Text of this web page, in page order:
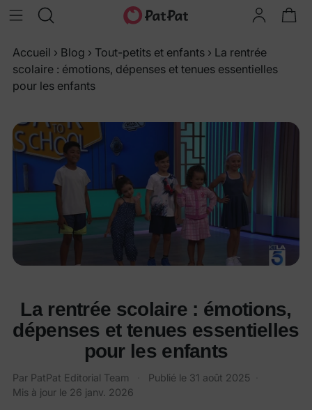
Accueil › Blog › Tout-petits et enfants › La rentrée
scolaire : émotions, dépenses et tenues essentielles
pour les enfants
La rentrée scolaire : émotions,
dépenses et tenues essentielles
pour les enfants
Par PatPat Editorial Team Publié le 31 août 2025
Mis à jour le 26 janv. 2026